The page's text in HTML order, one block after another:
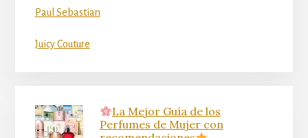
Paul Sebastian
Juicy Couture
La Mejor Guía de los
Perfumes de Mujer con